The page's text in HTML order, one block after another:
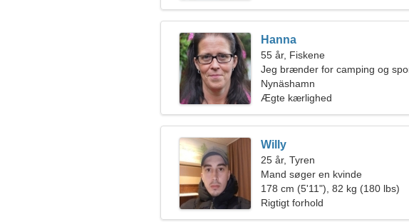
Hanna
55 år, Fiskene
Jeg brænder for camping og
Nynäshamn
Ægte kærlighed
Willy
25 år, Tyren
Mand søger en kvinde
178 cm (5'11"), 82 kg (180 lbs)
Rigtigt forhold